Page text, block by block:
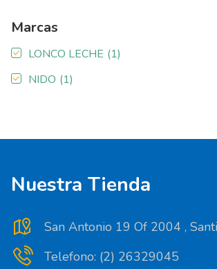
Marcas
LONCO LECHE (1)
NIDO (1)
Nuestra Tienda
San Antonio 19 Of 2004 ,
Telefono: (2) 26329045